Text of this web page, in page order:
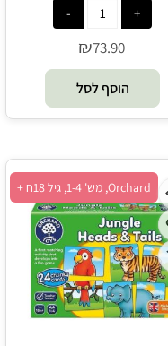
₪73.90
הוסף לסל
Orchard, מש' 1-4, גיל 18ח +